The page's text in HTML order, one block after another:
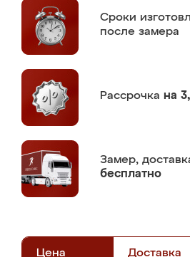
Сроки
после замера
Рассрочка на
Замер,
бесплатно
Цена Доставка